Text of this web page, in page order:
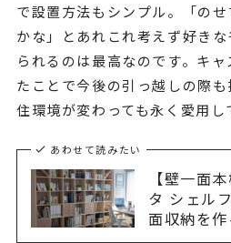
で設置方法もシンプル。「の
かな」とあれこれ考えず好き
られるのは最高なのです。キ
たことで今後の引っ越しの際
住環境が変わっても永く愛用し
あわせて読みたい
【壁一面
タ シェル
面収納を作